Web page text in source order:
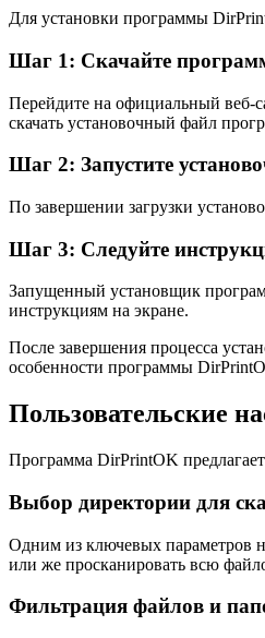
Для установки программы
Шаг 1: Скачайте
Перейдите на официальный веб-
скачать установочный файл
Шаг 2: Запустите
По завершении загрузки
Шаг 3: Следуйте
Запущенный установщик
инструкциям на экране.
После завершения процесса
особенности программы
Пользовательские
Программа DirPrintOK
Выбор директории для
Одним из ключевых параметров
или же просканировать всю
Фильтрация файлов и